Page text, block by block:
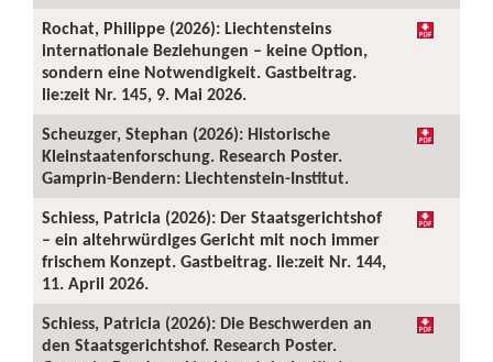
Rochat, Philippe (2026): Liechtensteins
internationale Beziehungen – keine Option,
sondern eine Notwendigkeit. Gastbeitrag.
lie:zeit Nr. 145, 9. Mai 2026.
Scheuzger, Stephan (2026): Historische
Kleinstaatenforschung. Research Poster.
Gamprin-Bendern: Liechtenstein-Institut.
Schiess, Patricia (2026): Der Staatsgerichtshof
– ein altehrwürdiges Gericht mit noch immer
frischem Konzept. Gastbeitrag. lie:zeit Nr. 144,
11. April 2026.
Schiess, Patricia (2026): Die Beschwerden an
den Staatsgerichtshof. Research Poster.